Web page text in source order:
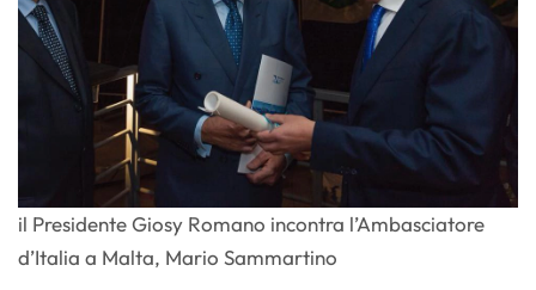
il Presidente Giosy Romano incontra l’Ambasciatore
d’Italia a Malta, Mario Sammartino